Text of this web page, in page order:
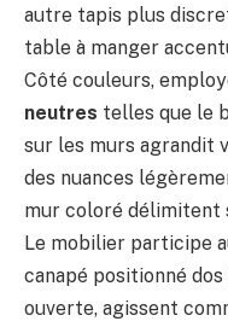
autre tapis plus
table à manger
Côté couleurs,
neutres telles que le
sur les murs agrandit
des nuances
mur coloré délimitent
Le mobilier participe
canapé positionné
ouverte, agissent